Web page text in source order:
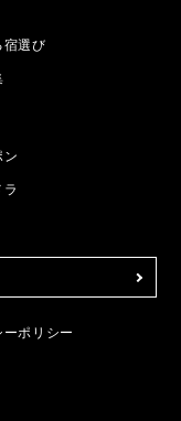
宿選び
ン
ポリシー